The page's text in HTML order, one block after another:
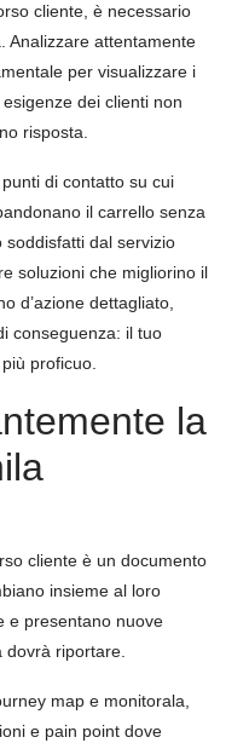
cliente, è necessario
Analizzare attentamente
per visualizzare i
dei clienti non
risposta.
di contatto su cui
il carrello senza
soddisfatti dal servizio
soluzioni che migliorino il
d’azione dettagliato,
conseguenza: il tuo
proficuo.
la
cliente è un documento
insieme al loro
e presentano nuove
riportare.
map e monitorala,
e pain point dove